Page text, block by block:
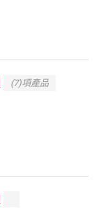
(7)項產品